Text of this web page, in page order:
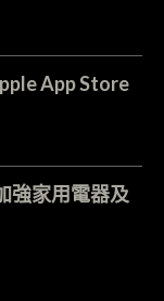
App Store
強家用電器及